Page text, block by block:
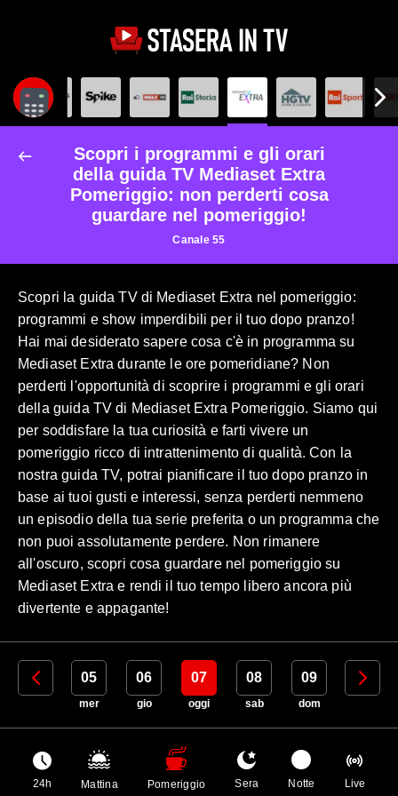
Scopri i programmi e gli orari
della guida TV Mediaset Extra
Pomeriggio: non perderti cosa
guardare nel pomeriggio!
Canale 55
Scopri la guida TV di Mediaset Extra nel pomeriggio:
programmi e show imperdibili per il tuo dopo pranzo!
Hai mai desiderato sapere cosa c'è in programma su
Mediaset Extra durante le ore pomeridiane? Non
perderti l'opportunità di scoprire i programmi e gli orari
della guida TV di Mediaset Extra Pomeriggio. Siamo qui
per soddisfare la tua curiosità e farti vivere un
pomeriggio ricco di intrattenimento di qualità. Con la
nostra guida TV, potrai pianificare il tuo dopo pranzo in
base ai tuoi gusti e interessi, senza perderti nemmeno
un episodio della tua serie preferita o un programma che
non puoi assolutamente perdere. Non rimanere
all'oscuro, scopri cosa guardare nel pomeriggio su
Mediaset Extra e rendi il tuo tempo libero ancora più
divertente e appagante!
04 05
mer
06
gio
07
oggi
08
sab
09
dom
10
24h Mattina Pomeriggio Sera Notte Live